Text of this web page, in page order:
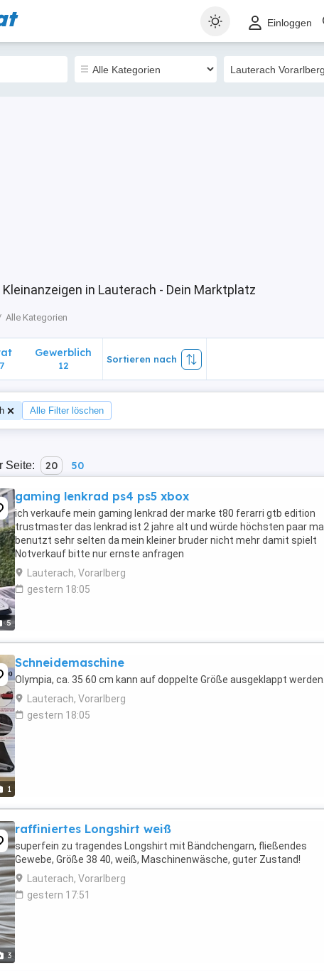
Einloggen
in Lauterach - Dein Marktplatz
Alle Kategorien
Gewerblich
12
Sortieren nach
Alle Filter löschen
Seite: 20 50
5
gaming lenkrad ps4 ps5 xbox
ich verkaufe mein gaming lenkrad der marke t80 ferarri gtb edition
trustmaster das lenkrad ist 2 jahre alt und würde höchsten paar mal
benutzt sehr selten da mein kleiner bruder nicht mehr damit spielt
Notverkauf bitte nur ernste anfragen
Lauterach, Vorarlberg
gestern 18:05
1
Schneidemaschine
Olympia, ca. 35 60 cm kann auf doppelte Größe ausgeklappt werden.
Lauterach, Vorarlberg
gestern 18:05
3
raffiniertes Longshirt weiß
superfein zu tragendes Longshirt mit Bändchengarn, fließendes
Gewebe, Größe 38 40, weiß, Maschinenwäsche, guter Zustand!
Lauterach, Vorarlberg
gestern 17:51